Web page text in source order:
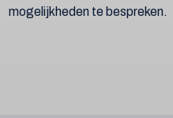
mogelijkheden te bespreken.